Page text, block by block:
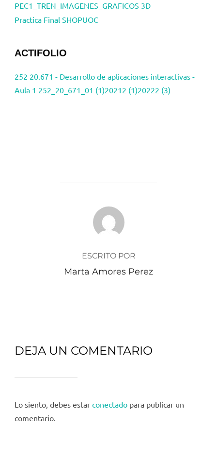
PEC1_TREN_IMAGENES_GRAFICOS 3D
Practica Final SHOPUOC
ACTIFOLIO
252 20.671 - Desarrollo de aplicaciones interactivas -
Aula 1 252_20_671_01 (1)20212 (1)20222 (3)
AUTOR DE LA PUBLICACIÓN
ESCRITO POR
Marta Amores Perez
DEJA UN COMENTARIO
Lo siento, debes estar conectado para publicar un
comentario.